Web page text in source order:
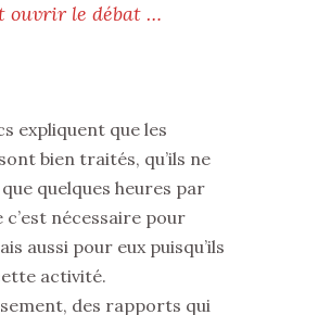
ouvrir le débat …
expliquent que les
bien traités, qu’ils ne
quelques heures par
nécessaire pour
aussi pour eux puisqu’ils
activité.
des rapports qui